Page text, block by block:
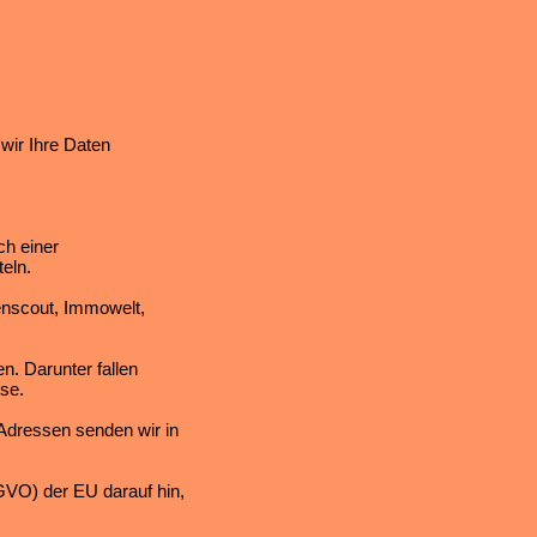
Ihre Daten
einer
Immowelt,
Darunter fallen
senden wir in
der EU darauf hin,